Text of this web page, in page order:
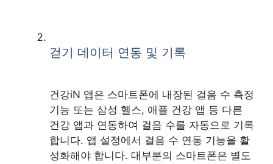
걷기 데이터 연동 및 기록
건강iN 앱은 스마트폰에 내장된 걸음 수 측정
기능 또는 삼성 헬스, 애플 건강 앱 등 다른
건강 앱과 연동하여 걸음 수를 자동으로 기록
합니다. 앱 설정에서 걸음 수 연동 기능을 활
성화해야 합니다. 대부분의 스마트폰은 별도